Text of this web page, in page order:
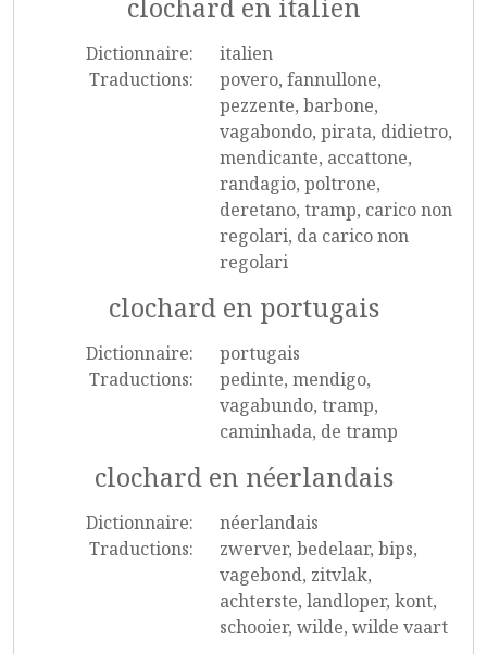
clochard en italien
Dictionnaire:
italien
Traductions:
povero, fannullone,
pezzente, barbone,
vagabondo, pirata, didietro,
mendicante, accattone,
randagio, poltrone,
deretano, tramp, carico non
regolari, da carico non
regolari
clochard en portugais
Dictionnaire:
portugais
Traductions:
pedinte, mendigo,
vagabundo, tramp,
caminhada, de tramp
clochard en néerlandais
Dictionnaire:
néerlandais
Traductions:
zwerver, bedelaar, bips,
vagebond, zitvlak,
achterste, landloper, kont,
schooier, wilde, wilde vaart